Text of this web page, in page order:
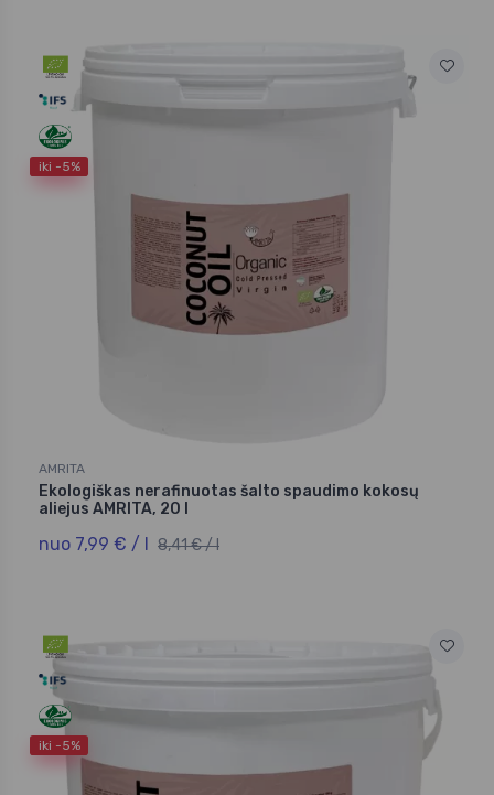
iki -5%
AMRITA
Ekologiškas nerafinuotas šalto spaudimo kokosų
aliejus AMRITA, 20 l
nuo 7,99 € / l 8,41 € / l
iki -5%